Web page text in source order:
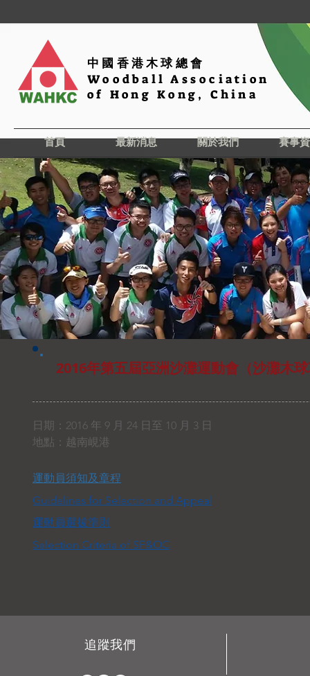
中國香港木球總會
Woodball Association
of Hong Kong, China
2016年第五屆亞洲沙灘運動會（沙灘木
日期：2016 年 9 月 24 日至 10 月 3 日
地點： 越南峴港
運動員須知及章程
Guidelines for Selection and Appeal
運動員選拔準則
Selection Criteria of SF&OC
首頁 最新消息 關於我們 賽事
追蹤我們